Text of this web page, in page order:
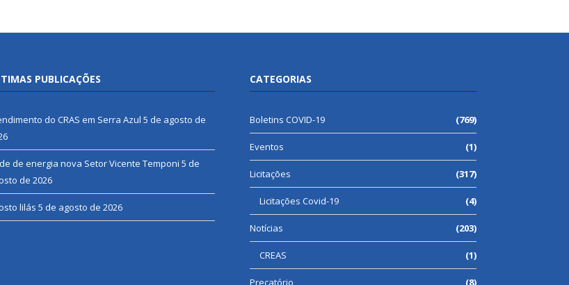
PUBLICAÇÕES
do CRAS em Serra Azul 5 de agosto de
de energia nova Setor Vicente Temponi 5 de
de 2026
lilás 5 de agosto de 2026
CATEGORIAS
Boletins COVID-19 (769)
Eventos (1)
Licitações (317)
Licitações Covid-19 (4)
Notícias (203)
CREAS (1)
Precatório (8)